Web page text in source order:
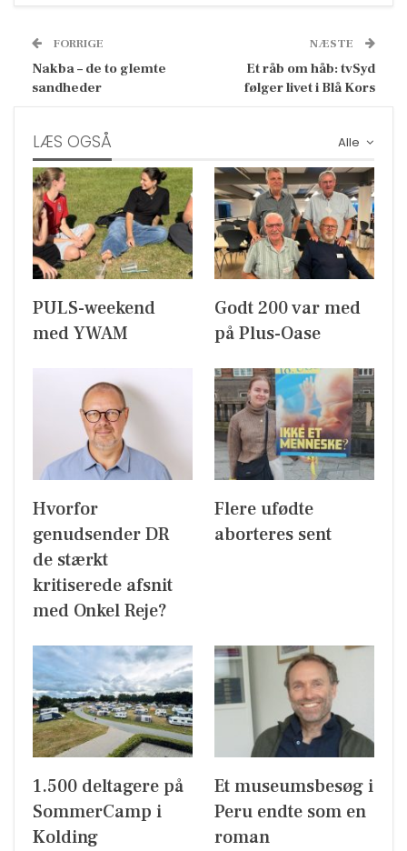
FORRIGE
Nakba – de to glemte
sandheder
NÆSTE
Et råb om håb: tvSyd
følger livet i Blå Kors
Alle
LÆS OGSÅ
PULS-weekend
med YWAM
Godt 200 var med
på Plus-Oase
Hvorfor
genudsender DR
de stærkt
kritiserede afsnit
med Onkel Reje?
Flere ufødte
aborteres sent
1.500 deltagere på
SommerCamp i
Kolding
Et museumsbesøg i
Peru endte som en
roman